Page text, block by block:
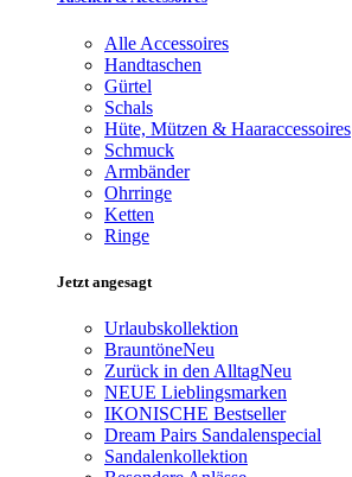
Alle Accessoires
Handtaschen
Gürtel
Schals
Hüte, Mützen & Haaraccessoires
Schmuck
Armbänder
Ohrringe
Ketten
Ringe
Jetzt angesagt
Urlaubskollektion
BrauntöneNeu
Zurück in den AlltagNeu
NEUE Lieblingsmarken
IKONISCHE Bestseller
Dream Pairs Sandalenspecial
Sandalenkollektion